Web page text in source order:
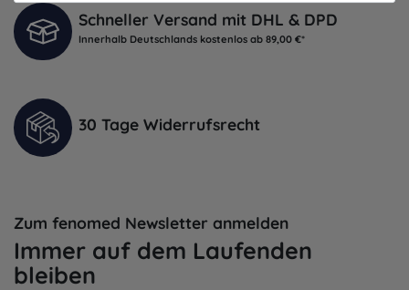
Schneller Versand mit DHL & DPD
Innerhalb Deutschlands kostenlos ab 89,00 €*
30 Tage Widerrufsrecht
Zum fenomed Newsletter anmelden
Immer auf dem Laufenden
bleiben